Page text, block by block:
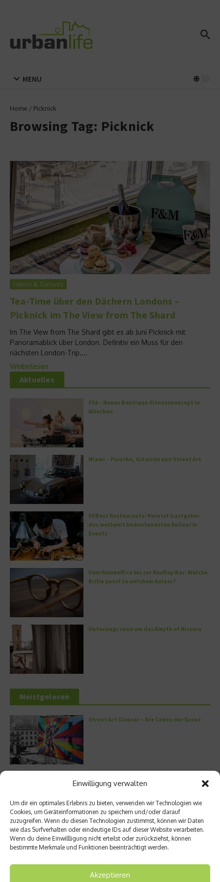
Einwilligung verwalten
Um dir ein optimales Erlebnis zu bieten, verwenden wir Technologien wie
Cookies, um Geräteinformationen zu speichern und/oder darauf
zuzugreifen. Wenn du diesen Technologien zustimmst, können wir Daten
wie das Surfverhalten oder eindeutige IDs auf dieser Website verarbeiten.
Wenn du deine Einwillligung nicht erteilst oder zurückziehst, können
bestimmte Merkmale und Funktionen beeinträchtigt werden.
Akzeptieren
MENU
Home / Picknick
Browsing Tag: Picknick
Leben & Genuss
Tea-Time über den Dächern Londons –
Picknick im The View from The Shard
Im The View from The Shard gibt es ab Juni Picknick mit
Panoramablick über London. Definitiv ein Muss für den
nächsten London-Trip....
Weiterlesen
Aktuelles
FS8 – Neues Boutique-Fitnesskonzept in
München
Miami – Porsche, Gitarren und Street Art
50 Best Restaurants: Peru ist Gastgeber
des weltweit bedeutendsten Kulinarik-
Events
Vom Homeoffice bis zur Rooftop Bar: Welche
Brille passt zu welchem Anlass?
Unterwegs rund um das Amyth of Nicosia
Meistgelesen
Street Art Glossar – Die Codes der Szene
Kann man Hunde vegan ernähren?